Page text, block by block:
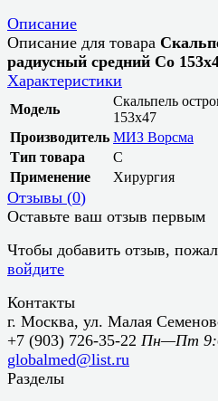
Описание
Описание для товара
радиусный средний Со
Характеристики
Модель
Скальпель
153х47
Производитель МИЗ Ворсма
Тип товара
С
Применение
Хирургия
Отзывы (0)
Оставьте ваш отзыв первым
Чтобы добавить отзыв,
войдите
Контакты
г. Москва, ул. Малая
+7 (903) 726-35-22 Пн—Пт
globalmed@list.ru
Разделы